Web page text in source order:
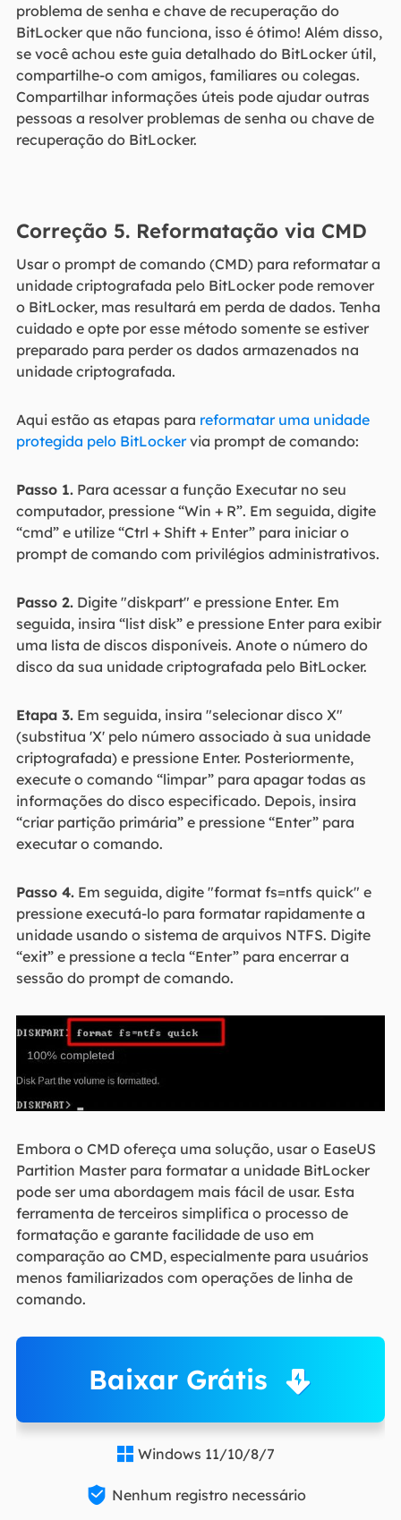
problema de senha e chave de recuperação do
BitLocker que não funciona, isso é ótimo! Além disso,
se você achou este guia detalhado do BitLocker útil,
compartilhe-o com amigos, familiares ou colegas.
Compartilhar informações úteis pode ajudar outras
pessoas a resolver problemas de senha ou chave de
recuperação do BitLocker.
Correção 5. Reformatação via CMD
Usar o prompt de comando (CMD) para reformatar a
unidade criptografada pelo BitLocker pode remover
o BitLocker, mas resultará em perda de dados. Tenha
cuidado e opte por esse método somente se estiver
preparado para perder os dados armazenados na
unidade criptografada.
Aqui estão as etapas para reformatar uma unidade
protegida pelo BitLockervia prompt de comando:
Passo 1.Para acessar a função Executar no seu
computador, pressione “Win + R”. Em seguida, digite
“cmd” e utilize “Ctrl + Shift + Enter” para iniciar o
prompt de comando com privilégios administrativos.
Passo 2.Digite "diskpart" e pressione Enter. Em
seguida, insira “list disk” e pressione Enter para exibir
uma lista de discos disponíveis. Anote o número do
disco da sua unidade criptografada pelo BitLocker.
Etapa 3.Em seguida, insira "selecionar disco X"
(substitua 'X' pelo número associado à sua unidade
criptografada) e pressione Enter. Posteriormente,
execute o comando “limpar” para apagar todas as
informações do disco especificado. Depois, insira
“criar partição primária” e pressione “Enter” para
executar o comando.
Passo 4.Em seguida, digite "format fs=ntfs quick" e
pressione executá-lo para formatar rapidamente a
unidade usando o sistema de arquivos NTFS. Digite
“exit” e pressione a tecla “Enter” para encerrar a
sessão do prompt de comando.
Embora o CMD ofereça uma solução, usar o EaseUS
Partition Master para formatar a unidade BitLocker
pode ser uma abordagem mais fácil de usar. Esta
ferramenta de terceiros simplifica o processo de
formatação e garante facilidade de uso em
comparação ao CMD, especialmente para usuários
menos familiarizados com operações de linha de
comando.
Baixar Grátis
 Windows 11/10/8/7
 Nenhum registro necessário